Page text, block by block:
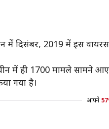
दिसंबर, 2019 में इस
में ही 1700 मामले सामने आए
गया है।
आपने